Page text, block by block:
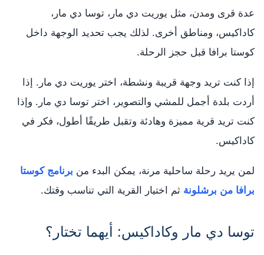
عدة قرى ومدن، مثل يوريت دي مار، توسا دي مار،
كاداكيس، ومناطق أخرى. لذلك يجب تحديد الوجهة داخل
كوستا برافا قبل حجز الرحلة.
إذا كنت تريد وجهة قريبة ونشطة، اختر يوريت دي مار. إذا
أردت بلدة أجمل للمشي والتصوير، اختر توسا دي مار. وإذا
كنت تريد قرية مميزة وهادئة وتقبل طريقًا أطول، فكر في
كاداكيس.
لمن يريد رحلة ساحلية مرنة، يمكن البدء من برنامج كوستا
برافا من برشلونة ثم اختيار القرية التي تناسب وقتك.
توسا دي مار وكاداكيس: أيهما تختار؟